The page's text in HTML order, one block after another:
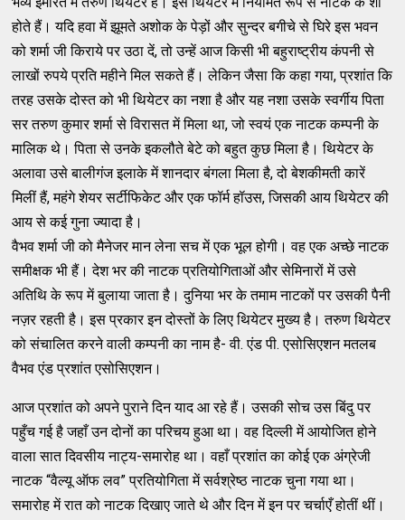
होते हैं। यदि हवा में झूमते अशोक के पेड़ों और सुन्दर बगीचे से घिरे इस भवन
को शर्मा जी किराये पर उठा दें, तो उन्हें आज किसी भी बहुराष्ट्रीय कंपनी से
लाखों रुपये प्रति महीने मिल सकते हैं। लेकिन जैसा कि कहा गया, प्रशांत कि
तरह उसके दोस्त को भी थियेटर का नशा है और यह नशा उसके स्वर्गीय पिता
सर तरुण कुमार शर्मा से विरासत में मिला था, जो स्वयं एक नाटक कम्पनी के
मालिक थे। पिता से उनके इकलौते बेटे को बहुत कुछ मिला है। थियेटर के
अलावा उसे बालीगंज इलाके में शानदार बंगला मिला है, दो बेशकीमती कारें
मिलीं हैं, महंगे शेयर सर्टीफिकेट और एक फॉर्म हॉउस, जिसकी आय थियेटर की
आय से कई गुना ज्यादा है।
वैभव शर्मा जी को मैनेजर मान लेना सच में एक भूल होगी। वह एक अच्छे नाटक
समीक्षक भी हैं। देश भर की नाटक प्रतियोगिताओं और सेमिनारों में उसे
अतिथि के रूप में बुलाया जाता है। दुनिया भर के तमाम नाटकों पर उसकी पैनी
नज़र रहती है। इस प्रकार इन दोस्तों के लिए थियेटर मुख्य है। तरुण थियेटर
को संचालित करने वाली कम्पनी का नाम है- वी. एंड पी. एसोसिएशन मतलब
वैभव एंड प्रशांत एसोसिएशन।
आज प्रशांत को अपने पुराने दिन याद आ रहे हैं। उसकी सोच उस बिंदु पर
पहुँच गई है जहाँ उन दोनों का परिचय हुआ था। वह दिल्ली में आयोजित होने
वाला सात दिवसीय नाट्य-समारोह था। वहाँ प्रशांत का कोई एक अंग्रेजी
नाटक “वैल्यू ऑफ लव” प्रतियोगिता में सर्वश्रेष्ठ नाटक चुना गया था।
समारोह में रात को नाटक दिखाए जाते थे और दिन में इन पर चर्चाएँ होतीं थीं।